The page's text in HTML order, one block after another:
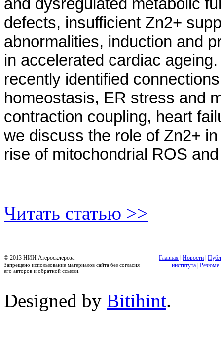
and dysregulated metabolic
defects, insufficient Zn2+
abnormalities, induction and
in accelerated cardiac
recently identified
homeostasis, ER stress and
contraction coupling, heart
we discuss the role of Zn2+
rise of mitochondrial ROS
Читать статью >>
© 2013 НИИ Атеросклероза
Запрещено использование материалов сайта без согласия
его авторов и обратной ссылки.
Главная |Новости |
института |Резюме
Designed by Bitihint.